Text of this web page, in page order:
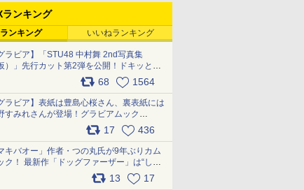
ランキング
ンキング いいねランキング
ラビア】「STU48 中村舞 2nd写真集
）」先行カット第2弾を公開！ドキッとす
ランジェリーカットなど新たな挑戦
68 1564
ラビア】表紙は豊島心桜さん、裏表紙には
すみれさんが登場！グラビアムック
PARADE」2026夏号が本日発売
17 436
キバオー」作者・つの丸氏が9年ぶりカム
ク！ 最新作「ドッグファーザー」は“しゃ
ない動物”とのリアルな暮らしを描く 「も
れ以上の幸せはない」……一緒に暮らす愛
13 17